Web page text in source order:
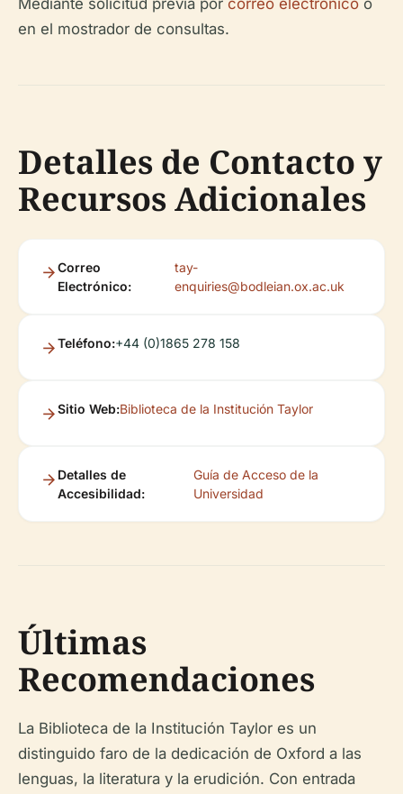
Mediante solicitud previa por correo electrónico o
en el mostrador de consultas.
Detalles de Contacto y
Recursos Adicionales
Correo
Electrónico:
tay-
enquiries@bodleian.ox.ac.uk
Teléfono:+44 (0)1865 278 158
Sitio Web:Biblioteca de la Institución Taylor
Detalles de
Accesibilidad:
Guía de Acceso de la
Universidad
Últimas
Recomendaciones
La Biblioteca de la Institución Taylor es un
distinguido faro de la dedicación de Oxford a las
lenguas, la literatura y la erudición. Con entrada